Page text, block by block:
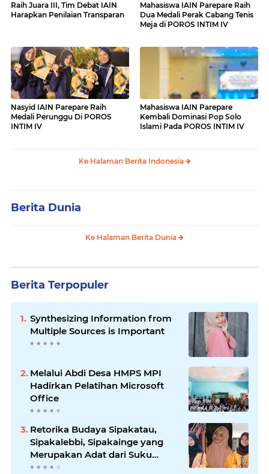
Raih Juara III, Tim Debat IAIN
Harapkan Penilaian Transparan
Mahasiswa IAIN Parepare Raih
Dua Medali Perak Cabang Tenis
Meja di POROS INTIM IV
Nasyid IAIN Parepare Raih
Medali Perunggu Di POROS
INTIM IV
Mahasiswa IAIN Parepare
Kembali Dominasi Pop Solo
Islami Pada POROS INTIM IV
Ke Halaman Berita Indonesia
Berita Dunia
Ke Halaman Berita Dunia
Berita Terpopuler
Synthesizing Information from
Multiple Sources is Important
Melalui Abdi Desa HMPS MPI
Hadirkan Pelatihan Microsoft
Office
Retorika Budaya Sipakatau,
Sipakalebbi, Sipakainge yang
Merupakan Adat dari Suku
Bugis